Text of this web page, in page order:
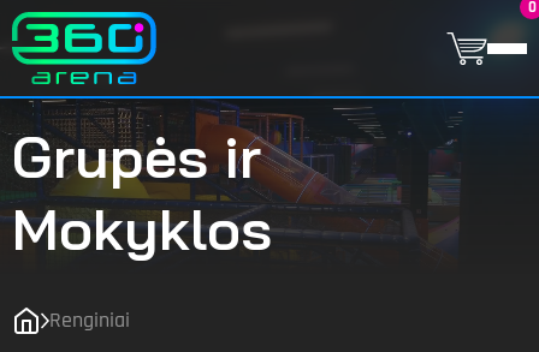
0
Grupės ir
Mokyklos
Renginiai